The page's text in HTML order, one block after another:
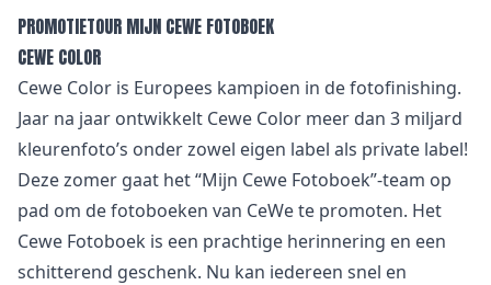
PROMOTIETOUR MIJN CEWE FOTOBOEK
CEWE COLOR
Cewe Color is Europees kampioen in de fotofinishing.
Jaar na jaar ontwikkelt Cewe Color meer dan 3 miljard
kleurenfoto’s onder zowel eigen label als private label!
Deze zomer gaat het “Mijn Cewe Fotoboek”-team op
pad om de fotoboeken van CeWe te promoten. Het
Cewe Fotoboek is een prachtige herinnering en een
schitterend geschenk. Nu kan iedereen snel en